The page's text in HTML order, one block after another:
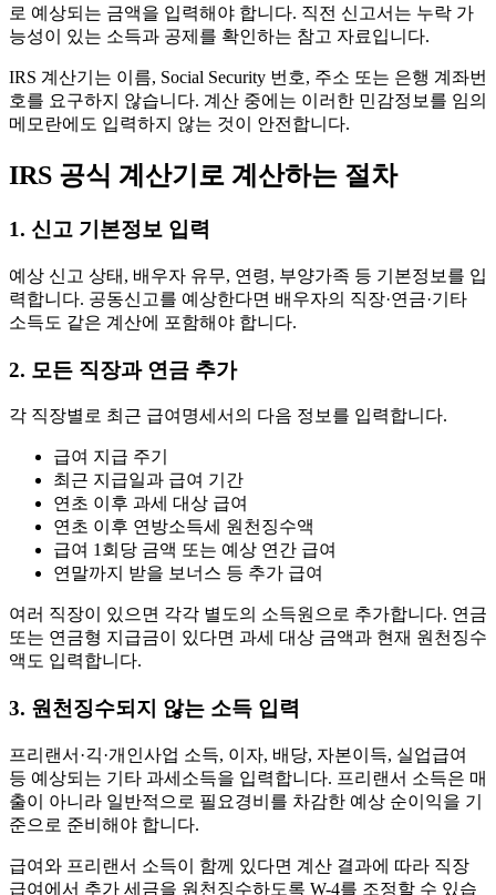
로 예상되는 금액을 입력해야 합니다. 직전 신고서는 누락 가
능성이 있는 소득과 공제를 확인하는 참고 자료입니다.
IRS 계산기는 이름, Social Security 번호, 주소 또는 은행 계좌번
호를 요구하지 않습니다. 계산 중에는 이러한 민감정보를 임의
메모란에도 입력하지 않는 것이 안전합니다.
IRS 공식 계산기로 계산하는 절차
1. 신고 기본정보 입력
예상 신고 상태, 배우자 유무, 연령, 부양가족 등 기본정보를 입
력합니다. 공동신고를 예상한다면 배우자의 직장·연금·기타
소득도 같은 계산에 포함해야 합니다.
2. 모든 직장과 연금 추가
각 직장별로 최근 급여명세서의 다음 정보를 입력합니다.
급여 지급 주기
최근 지급일과 급여 기간
연초 이후 과세 대상 급여
연초 이후 연방소득세 원천징수액
급여 1회당 금액 또는 예상 연간 급여
연말까지 받을 보너스 등 추가 급여
여러 직장이 있으면 각각 별도의 소득원으로 추가합니다. 연금
또는 연금형 지급금이 있다면 과세 대상 금액과 현재 원천징수
액도 입력합니다.
3. 원천징수되지 않는 소득 입력
프리랜서·긱·개인사업 소득, 이자, 배당, 자본이득, 실업급여
등 예상되는 기타 과세소득을 입력합니다. 프리랜서 소득은 매
출이 아니라 일반적으로 필요경비를 차감한 예상 순이익을 기
준으로 준비해야 합니다.
급여와 프리랜서 소득이 함께 있다면 계산 결과에 따라 직장
급여에서 추가 세금을 원천징수하도록 W-4를 조정할 수 있습